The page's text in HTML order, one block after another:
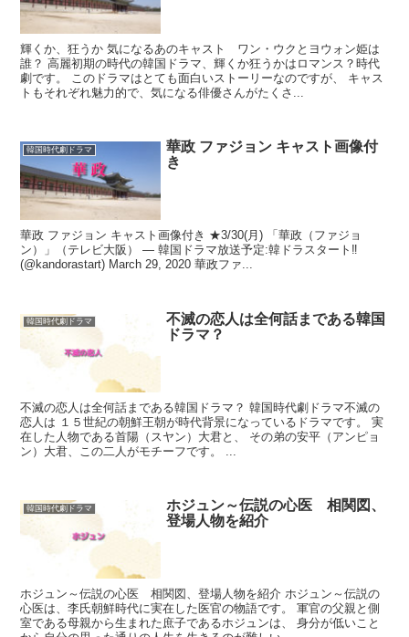
輝くか、狂うか 気になるあのキャスト ワン・ウクとヨウォン姫は
誰？ 高麗初期の時代の韓国ドラマ、輝くか狂うかはロマンス？時代
劇です。 このドラマはとても面白いストーリーなのですが、 キャス
トもそれぞれ魅力的で、気になる俳優さんがたくさ...
韓国時代劇ドラマ
華政 ファジョン キャスト画像付
き
華政 ファジョン キャスト画像付き ★3/30(月) 「華政（ファジョ
ン）」（テレビ大阪） — 韓国ドラマ放送予定:韓ドラスタート‼︎
(@kandorastart) March 29, 2020 華政ファ...
韓国時代劇ドラマ
不滅の恋人は全何話まである韓国
ドラマ？
不滅の恋人は全何話まである韓国ドラマ？ 韓国時代劇ドラマ不滅の
恋人は １５世紀の朝鮮王朝が時代背景になっているドラマです。 実
在した人物である首陽（スヤン）大君と、 その弟の安平（アンピョ
ン）大君、この二人がモチーフです。 ...
韓国時代劇ドラマ
ホジュン～伝説の心医 相関図、
登場人物を紹介
ホジュン～伝説の心医 相関図、登場人物を紹介 ホジュン～伝説の
心医は、李氏朝鮮時代に実在した医官の物語です。 軍官の父親と側
室である母親から生まれた庶子であるホジュンは、 身分が低いこと